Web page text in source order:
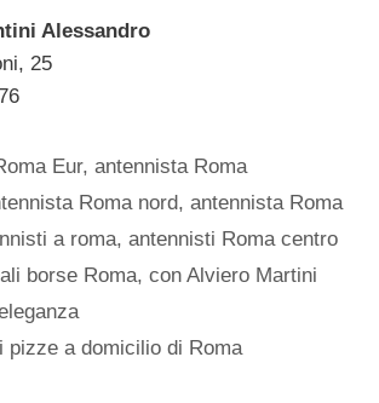
Alessandro
25
Eur,antennista Roma
Roma nord, antennista Roma
a roma, antennisti Roma centro
borse Roma, con Alviero Martini
pizze a domicilio di Roma